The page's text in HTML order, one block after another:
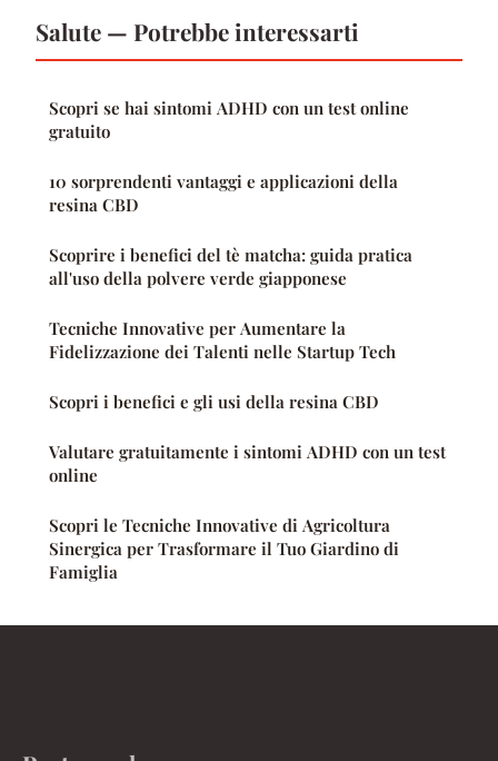
Salute — Potrebbe interessarti
Scopri se hai sintomi ADHD con un test online
gratuito
10 sorprendenti vantaggi e applicazioni della
resina CBD
Scoprire i benefici del tè matcha: guida pratica
all'uso della polvere verde giapponese
Tecniche Innovative per Aumentare la
Fidelizzazione dei Talenti nelle Startup Tech
Scopri i benefici e gli usi della resina CBD
Valutare gratuitamente i sintomi ADHD con un test
online
Scopri le Tecniche Innovative di Agricoltura
Sinergica per Trasformare il Tuo Giardino di
Famiglia